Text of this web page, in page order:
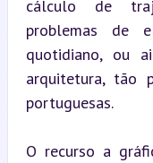
cálculo de
problemas de
quotidiano, ou
arquitetura, tão
portuguesas.
O recurso a